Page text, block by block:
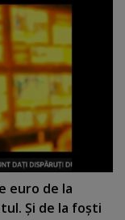
euro de la
Şi de la foşti